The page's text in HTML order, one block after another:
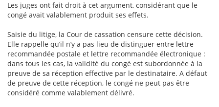
Les juges ont fait droit à cet argument, considérant que le
congé avait valablement produit ses effets.
Saisie du litige, la Cour de cassation censure cette décision.
Elle rappelle qu’il n’y a pas lieu de distinguer entre lettre
recommandée postale et lettre recommandée électronique :
dans tous les cas, la validité du congé est subordonnée à la
preuve de sa réception effective par le destinataire. A défaut
de preuve de cette réception, le congé ne peut pas être
considéré comme valablement délivré.